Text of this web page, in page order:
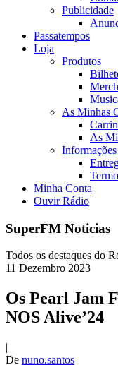
Publicidade
Passatempos
Loja
Produtos
As Minhas
As
Minha Conta
Ouvir Rádio
SuperFM Noticias
Todos os destaques do
11 Dezembro 2023
Os Pearl Jam
NOS Alive’24
|
De nuno.santos